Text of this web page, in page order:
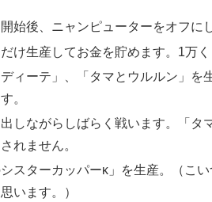
始後、ニャンピューターをオフに
け生産してお金を貯めます。1万
ディーテ」、「タマとウルルン」
。
しながらしばらく戦います。「タ
れません。
シスターカッパーκ」を生産。（こ
います。）